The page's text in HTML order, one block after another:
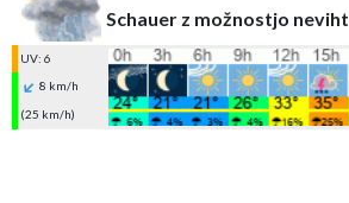
Schauer z možnostjo neviht
UV: 6
8 km/h
(25 km/h)